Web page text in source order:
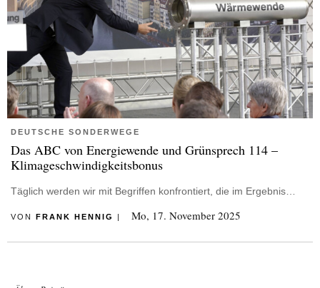
DEUTSCHE SONDERWEGE
Das ABC von Energiewende und Grünsprech 114 –
Klimageschwindigkeitsbonus
Täglich werden wir mit Begriffen konfrontiert, die im Ergebnis…
VON FRANK HENNIG | Mo, 17. November 2025